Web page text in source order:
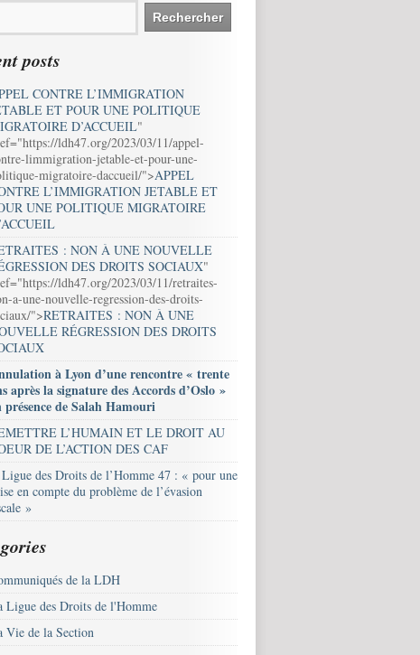
posts
CONTRE L’IMMIGRATION
ET POUR UNE POLITIQUE
D’ACCUEIL"
ldh47.org/2023/03/11/appel-
limmigration-jetable-et-pour-une-
migratoire-daccueil/">APPEL
L’IMMIGRATION JETABLE ET
UNE POLITIQUE MIGRATOIRE
: NON À UNE NOUVELLE
DES DROITS SOCIAUX"
ldh47.org/2023/03/11/retraites-
a-une-nouvelle-regression-des-droits-
">RETRAITES : NON À UNE
RÉGRESSION DES DROITS
à Lyon d’une rencontre « trente
après la signature des Accords d’Oslo »
présence de Salah Hamouri
L’HUMAIN ET LE DROIT AU
DE L’ACTION DES CAF
des Droits de l’Homme 47 : « pour une
en compte du problème de l’évasion
»
de la LDH
Ligue des Droits de l'Homme
Vie de la Section